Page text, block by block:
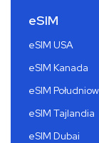
eSIM
eSIM USA
eSIM Kanada
eSIM
eSIM Tajlandia
eSIM Dubai